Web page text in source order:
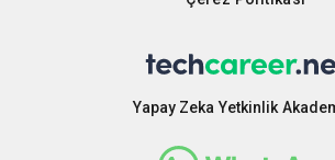
Yapay Zeka Yetkinlik